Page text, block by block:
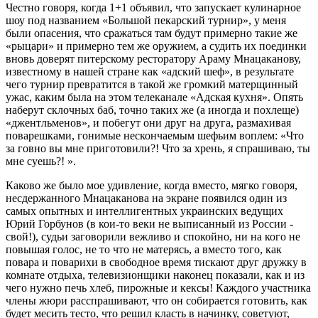
Честно говоря, когда 1+1 объявил, что запускает кулинарное
шоу под названием «Большой пекарский турнир», у меня
были опасения, что сражаться там будут примерно такие же
«рыцари» и примерно тем же оружием, а судить их поединки
вновь доверят питерскому ресторатору Араму Мнацаканову,
известному в нашей стране как «адский шеф», в результате
чего турнир превратится в такой же громкий матерщинный
ужас, каким была на этом телеканале «Адская кухня». Опять
наберут склочных баб, точно таких же (а иногда и похлеще)
«джентльменов», и побегут они друг на друга, размахивая
поварешками, гонимые нескончаемым шефьим воплем: «Что
за говно вы мне приготовили?! Что за хрень, я спрашиваю, ты
мне суешь?! ».
Каково же было мое удивление, когда вместо, мягко говоря,
несдержанного Мнацаканова на экране появился один из
самых опытных и интеллигентных ук­ра­ин­ских ведущих
Юрий Горбунов (в кои-то веки не выписанный из России -
свой!), судьи заговорили вежливо и спокойно, ни на кого не
повышая голос, не то что не матерясь, а вместо того, как
повара и поварихи в свободное время тискают друг дружку в
комнате отдыха, телевизионщики наконец показали, как и из
чего нужно печь хлеб, пирожные и кексы! Каждого участника
члены жюри расспрашивают, что он собирается готовить, как
будет месить тесто, что решил класть в начинку, советуют,